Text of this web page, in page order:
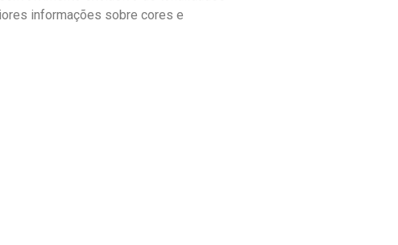
informações sobre cores e